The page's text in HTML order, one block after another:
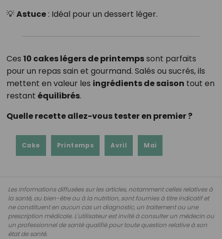
💡Astuce: Idéal pour un dessert léger.
Ces 10 cakes légers de printempssont parfaits
pour un repas sain et gourmand. Salés ou sucrés, ils
mettent en valeur les ingrédients de saison tout en
restant équilibrés.
Quelle recette allez-vous tester en premier ?
Cake Printemps Avril Mai
Les informations diffusées sur les articles, notamment celles relatives à
la santé, au bien-être ou à la nutrition, sont fournies à titre indicatif et
ne constituent en aucun cas un diagnostic, un traitement ou une
prescription médicale. L'utilisateur est invité à consulter un médecin ou
un professionnel de santé qualifié pour toute question relative à son
état de santé.